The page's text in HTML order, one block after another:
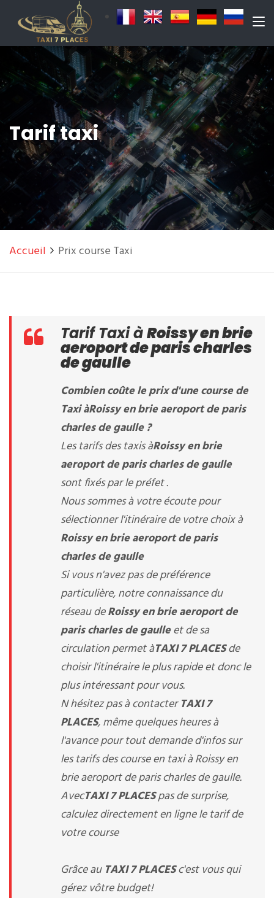
Tarif taxi
Accueil Prix course Taxi
Tarif Taxi àRoissy en brie
aeroport de paris charles
de gaulle
Combien coûte le prix d'une course de
Taxi àRoissy en brie aeroport de paris
charles de gaulle?
Les tarifs des taxis àRoissy en brie
aeroport de paris charles de gaulle
sont fixés par le préfet .
Nous sommes à votre écoute pour
sélectionner l'itinéraire de votre choix à
Roissy en brie aeroport de paris
charles de gaulle
Si vous n'avez pas de préférence
particulière, notre connaissance du
réseau deRoissy en brie aeroport de
paris charles de gaulleet de sa
circulation permet àTAXI 7 PLACESde
choisir l'itinéraire le plus rapide et donc le
plus intéressant pour vous.
N hésitez pas à contacterTAXI 7
PLACES, même quelques heures à
l'avance pour tout demande d'infos sur
les tarifs des course en taxi à Roissy en
brie aeroport de paris charles de gaulle.
AvecTAXI 7 PLACESpas de surprise,
calculez directement en ligne le tarif de
votre course
Grâce au TAXI 7 PLACESc'est vous qui
gérez vôtre budget!